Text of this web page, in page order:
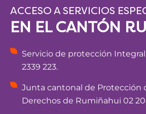
ACCESO A SERVICIOS
EN EL CANTÓN
Servicio de protección Integral
2339 223.
Junta cantonal de Protección
Derechos de Rumiñahui 02